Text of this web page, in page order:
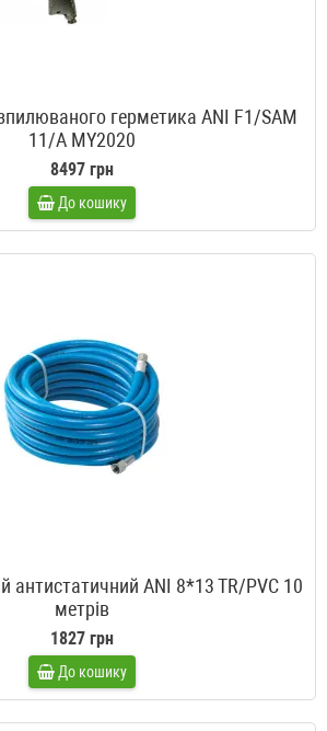
герметика ANI F1/SAM
11/A MY2020
8497 грн
До кошику
антистатичний ANI 8*13 TR/PVC 10
метрів
1827 грн
До кошику